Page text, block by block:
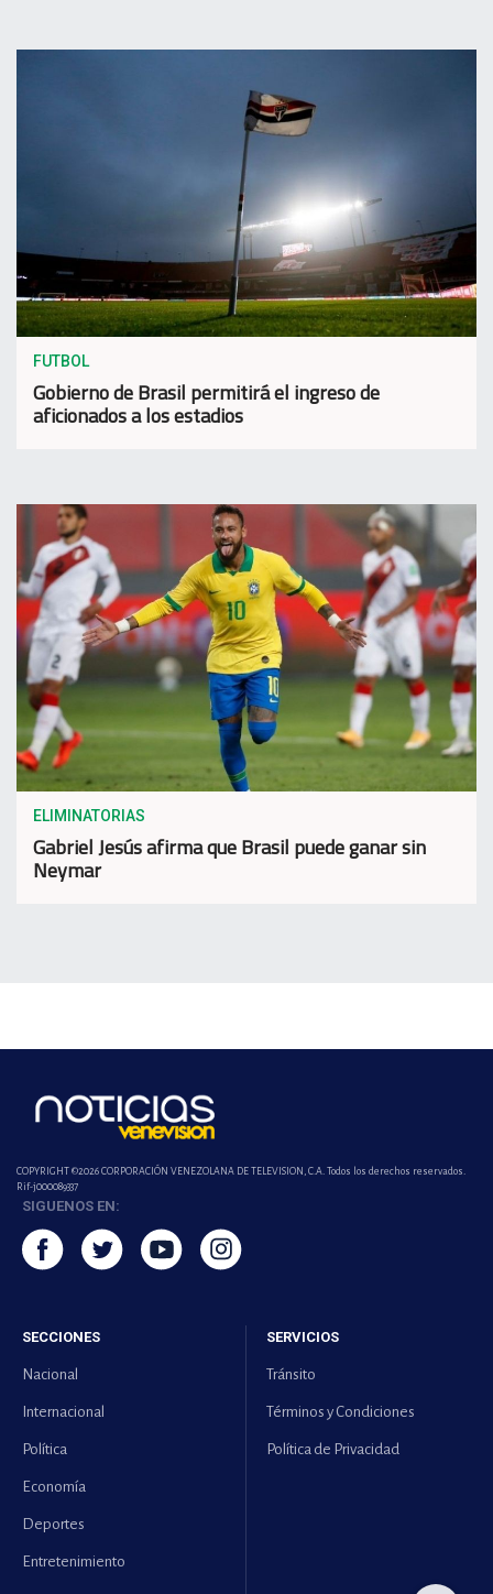
FUTBOL
Gobierno de Brasil permitirá el ingreso de
aficionados a los estadios
ELIMINATORIAS
Gabriel Jesús afirma que Brasil puede ganar sin
Neymar
COPYRIGHT ©2026 CORPORACIÓN VENEZOLANA DE TELEVISION, C.A. Todos los derechos reservados.
Rif-j000089337
SIGUENOS EN:
SECCIONES
Nacional
Internacional
Política
Economía
Deportes
Entretenimiento
SERVICIOS
Tránsito
Términos y Condiciones
Política de Privacidad